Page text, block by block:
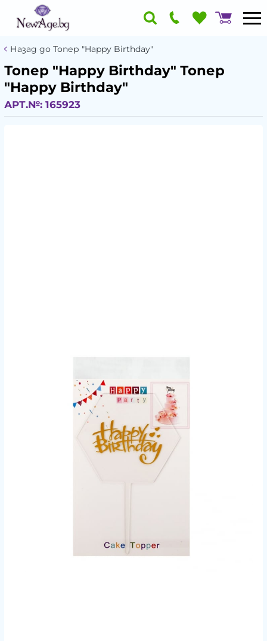
Назад до Топер "Happy Birthday"
Топер "Happy Birthday" Топер
"Happy Birthday"
АРТ.№: 165923